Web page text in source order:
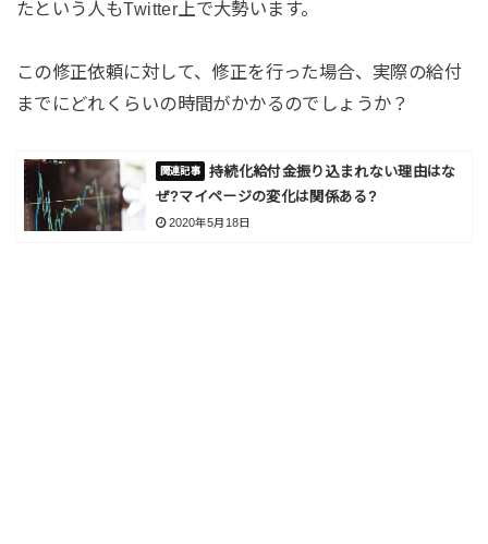
たという人もTwitter上で大勢います。
この修正依頼に対して、修正を行った場合、実際の給付
までにどれくらいの時間がかかるのでしょうか？
持続化給付金振り込まれない理由はな
ぜ?マイページの変化は関係ある?
2020年5月18日